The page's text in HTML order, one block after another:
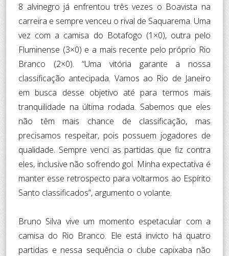
8 alvinegro já enfrentou três vezes o Boavista na
carreira e sempre venceu o rival de Saquarema. Uma
vez com a camisa do Botafogo (1×0), outra pelo
Fluminense (3×0) e a mais recente pelo próprio Rio
Branco (2×0). “Uma vitória garante a nossa
classificação antecipada. Vamos ao Rio de Janeiro
em busca desse objetivo até para termos mais
tranquilidade na última rodada. Sabemos que eles
não têm mais chance de classificação, mas
precisamos respeitar, pois possuem jogadores de
qualidade. Sempre venci as partidas que fiz contra
eles, inclusive não sofrendo gol. Minha expectativa é
manter esse retrospecto para voltarmos ao Espírito
Santo classificados”, argumento o volante.
Bruno Silva vive um momento espetacular com a
camisa do Rio Branco. Ele está invicto há quatro
partidas e nessa sequência o clube capixaba não